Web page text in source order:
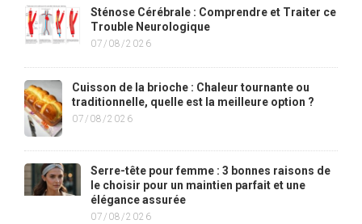
Sténose Cérébrale : Comprendre et Traiter ce
Trouble Neurologique
07/08/2026
Cuisson de la brioche : Chaleur tournante ou
traditionnelle, quelle est la meilleure option ?
07/08/2026
Serre-tête pour femme : 3 bonnes raisons de
le choisir pour un maintien parfait et une
élégance assurée
07/08/2026